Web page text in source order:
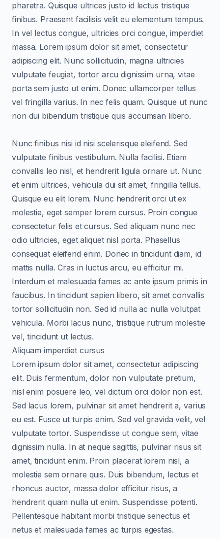
pharetra. Quisque ultrices justo id lectus tristique
finibus. Praesent facilisis velit eu elementum tempus.
In vel lectus congue, ultricies orci congue, imperdiet
massa. Lorem ipsum dolor sit amet, consectetur
adipiscing elit. Nunc sollicitudin, magna ultricies
vulputate feugiat, tortor arcu dignissim urna, vitae
porta sem justo ut enim. Donec ullamcorper tellus
vel fringilla varius. In nec felis quam. Quisque ut nunc
non dui bibendum tristique quis accumsan libero.
Nunc finibus nisi id nisi scelerisque eleifend. Sed
vulputate finibus vestibulum. Nulla facilisi. Etiam
convallis leo nisl, et hendrerit ligula ornare ut. Nunc
et enim ultrices, vehicula dui sit amet, fringilla tellus.
Quisque eu elit lorem. Nunc hendrerit orci ut ex
molestie, eget semper lorem cursus. Proin congue
consectetur felis et cursus. Sed aliquam nunc nec
odio ultricies, eget aliquet nisl porta. Phasellus
consequat eleifend enim. Donec in tincidunt diam, id
mattis nulla. Cras in luctus arcu, eu efficitur mi.
Interdum et malesuada fames ac ante ipsum primis in
faucibus. In tincidunt sapien libero, sit amet convallis
tortor sollicitudin non. Sed id nulla ac nulla volutpat
vehicula. Morbi lacus nunc, tristique rutrum molestie
vel, tincidunt ut lectus.
Aliquam imperdiet cursus
Lorem ipsum dolor sit amet, consectetur adipiscing
elit. Duis fermentum, dolor non vulputate pretium,
nisl enim posuere leo, vel dictum orci dolor non est.
Sed lacus lorem, pulvinar sit amet hendrerit a, varius
eu est. Fusce ut turpis enim. Sed vel gravida velit, vel
vulputate tortor. Suspendisse ut congue sem, vitae
dignissim nulla. In at neque sagittis, pulvinar risus sit
amet, tincidunt enim. Proin placerat lorem nisl, a
molestie sem ornare quis. Duis bibendum, lectus et
rhoncus auctor, massa dolor efficitur risus, a
hendrerit quam nulla ut enim. Suspendisse potenti.
Pellentesque habitant morbi tristique senectus et
netus et malesuada fames ac turpis egestas.